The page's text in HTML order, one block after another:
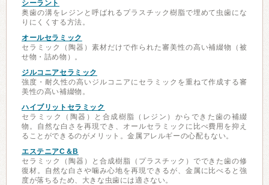
シーラント
奥歯の溝をレジンと呼ばれるプラスチック樹脂で埋めて虫歯にな
りにくくする方法。
オールセラミック
セラミック（陶器）素材だけで作られた審美性の高い補綴物（被
せ物・詰め物）。
ジルコニアセラミック
強度・耐久性の高いジルコニアにセラミックを重ねて作成する審
美性の高い補綴物。
ハイブリットセラミック
セラミック（陶器）と合成樹脂（レジン）からできた歯の補綴
物。自然な白さを再現でき、オールセラミックに比べ費用を抑え
ることができるのがメリット。金属アレルギーの心配もない。
エステニアC＆B
セラミック（陶器）と合成樹脂（プラスチック）でできた歯の修
復材。自然な白さや噛み心地を再現できるが、金属に比べると強
度が落ちるため、大きな虫歯には適さない。